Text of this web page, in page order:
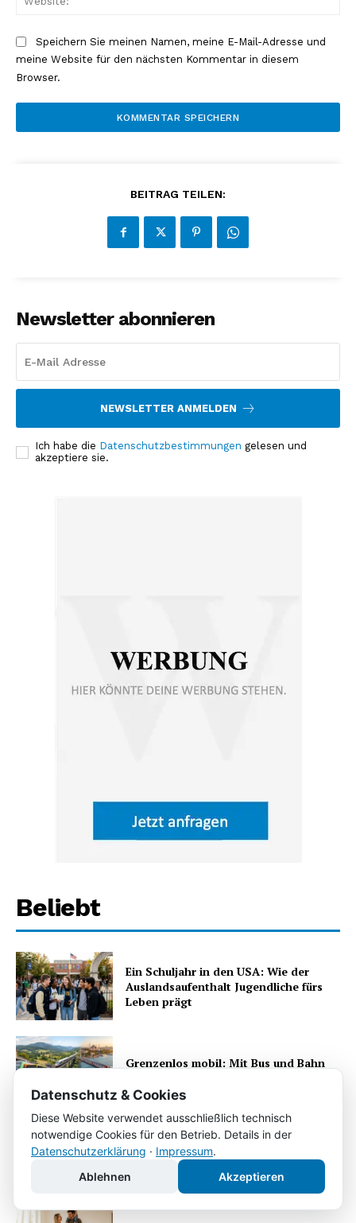
Speichern Sie meinen Namen, meine E-Mail-Adresse und
meine Website für den nächsten Kommentar in diesem
Browser.
BEITRAG TEILEN:
Newsletter abonnieren
NEWSLETTER ANMELDEN
Ich habe die Datenschutzbestimmungen gelesen und
akzeptiere sie.
Beliebt
Ein Schuljahr in den USA: Wie der
Auslandsaufenthalt Jugendliche fürs
Leben prägt
Grenzenlos mobil: Mit Bus und Bahn
Berufskleidung im Betrieb: Sicherheit,
Hygiene und Effizienz
Datenschutz & Cookies
Diese Website verwendet ausschließlich technisch
notwendige Cookies für den Betrieb. Details in der
Datenschutzerklärung · Impressum.
Ablehnen
Akzeptieren